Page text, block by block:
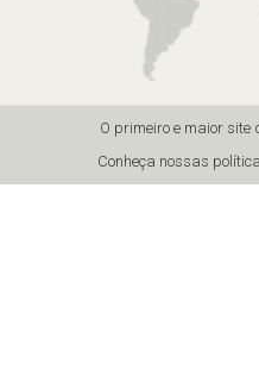
O primeiro e maior
Conheça nossas